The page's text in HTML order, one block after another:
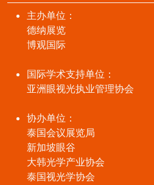
主办单位：
德纳展览
博观国际
国际学术支持单位：
亚洲眼视光执业管理协会
协办单位：
泰国会议展览局
新加坡眼谷
大韩光学产业协会
泰国视光学协会